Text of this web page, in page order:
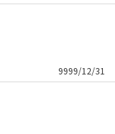
9999/12/31